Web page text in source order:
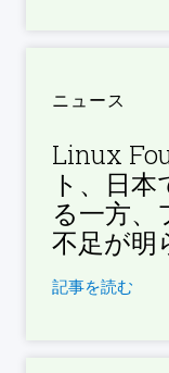
ニュース
Linux
ト、日
る一方
不足が明
記事を読む